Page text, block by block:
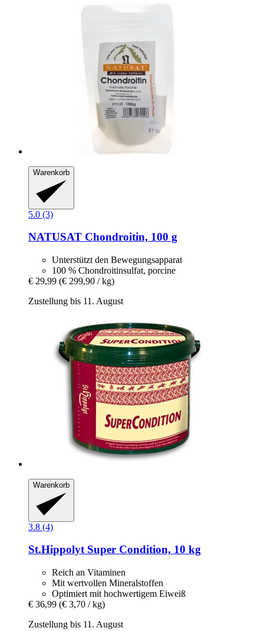
Warenkorb
5.0 (3)
NATUSAT Chondroitin, 100 g
Unterstützt den Bewegungsapparat
100 % Chondroitinsulfat, porcine
€ 29,99 (€ 299,90 / kg)
Zustellung bis 11. August
Warenkorb
3.8 (4)
St.HippolytSuper Condition, 10 kg
Reich an Vitaminen
Mit wertvollen Mineralstoffen
Optimiert mit hochwertigem Eiweiß
€ 36,99 (€ 3,70 / kg)
Zustellung bis 11. August